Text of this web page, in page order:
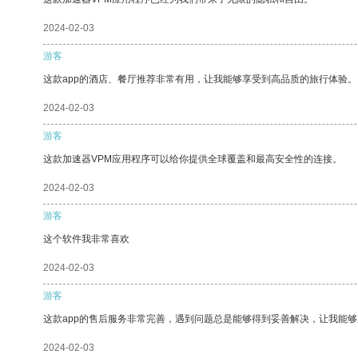
2024-02-03
游客
这款app的酒店、餐厅推荐非常有用，让我能够享受到高品质的旅行体验。
2024-02-03
游客
这款加速器VPM应用程序可以给你提供全球覆盖和最高安全性的连接。
2024-02-03
游客
这个软件我非常喜欢
2024-02-03
游客
这款app的售后服务非常完善，遇到问题总是能够得到妥善解决，让我能够
2024-02-03